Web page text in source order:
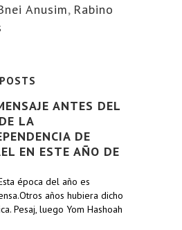
Anusim, Rabino
ANTES DEL
LA
DE
EN ESTE AÑO DE
época del año es
años hubiera dicho
Pesaj, luego Yom Hashoah